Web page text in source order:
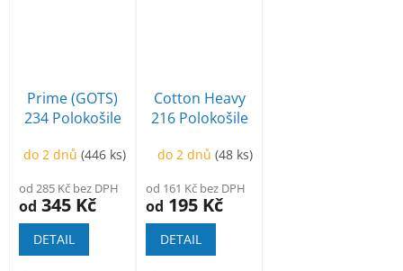
Prime (GOTS)
234 Polokošile
do 2 dnů(446 ks)
od 285 Kč bez DPH
od 345 Kč
DETAIL
Cotton Heavy
216 Polokošile
do 2 dnů(48 ks)
od 161 Kč bez DPH
od 195 Kč
DETAIL